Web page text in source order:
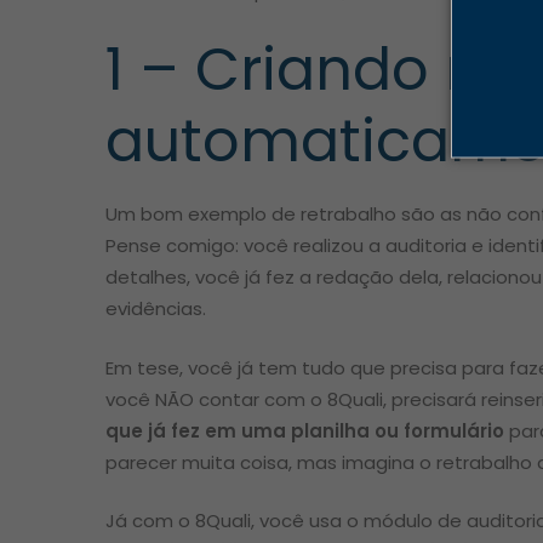
1 – Criando
Um bom exemplo de retrabalho são as não
Pense comigo: você realizou a auditoria e
detalhes, você já fez a redação dela,
evidências.
Em tese, você já tem tudo que precisa para
você NÃO contar com o 8Quali, precisará
que já fez em uma planilha ou formulário
parecer muita coisa, mas imagina o retrabalho
Já com o 8Quali, você usa o módulo de